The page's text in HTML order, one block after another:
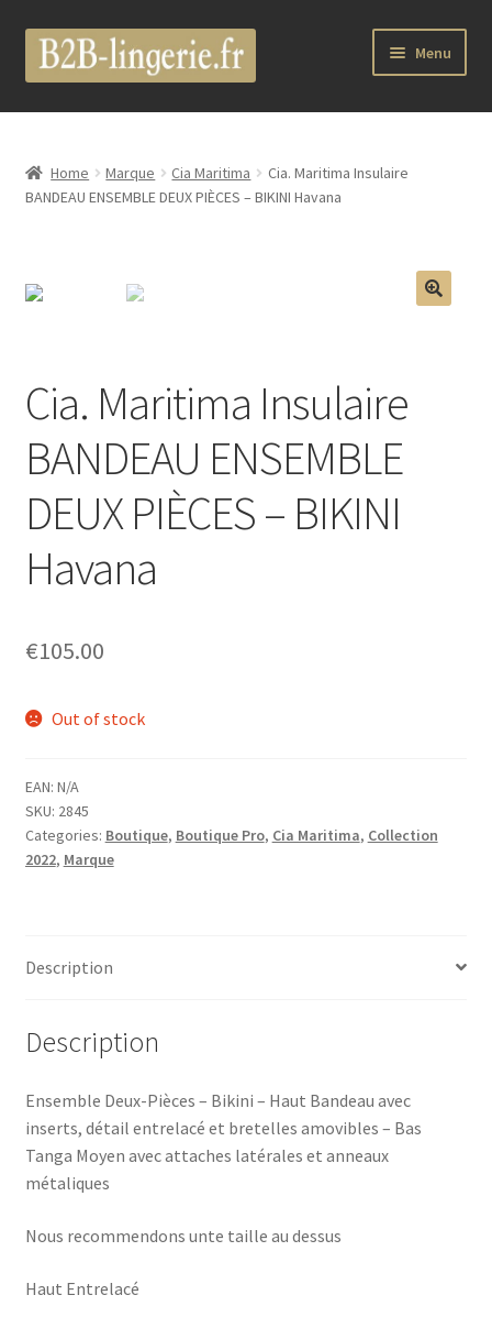
Aller
Aller
au
Menu
B2B Lingerie Site Officiel
Wholesale Registration Page
Boutique
Luxury Lingerie
Femme
Homme
Maillot de bain Femme
Home Marque Cia Maritima
Cia. Maritima Insulaire
BANDEAU ENSEMBLE DEUX PIÈCES – BIKINI Havana
Cia. Maritima Insulaire
BANDEAU ENSEMBLE
DEUX PIÈCES – BIKINI
Havana
€105.00
Out of stock
EAN: N/A
SKU: 2845
Categories: Boutique, Boutique Pro, Cia Maritima, Collection
2022, Marque
Description
Description
Ensemble Deux-Pièces – Bikini – Haut Bandeau avec
inserts, détail entrelacé et bretelles amovibles – Bas
Tanga Moyen avec attaches latérales et anneaux
métaliques
Nous recommendons unte taille au dessus
Haut Entrelacé